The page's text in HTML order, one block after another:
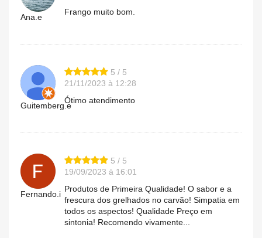
Ana.e
Frango muito bom.
Guitemberg.e
5 / 5
21/11/2023 à 12:28
Ótimo atendimento
Fernando.i
5 / 5
19/09/2023 à 16:01
Produtos de Primeira Qualidade! O sabor e a
frescura dos grelhados no carvão! Simpatia em
todos os aspectos! Qualidade Preço em
sintonia! Recomendo vivamente...